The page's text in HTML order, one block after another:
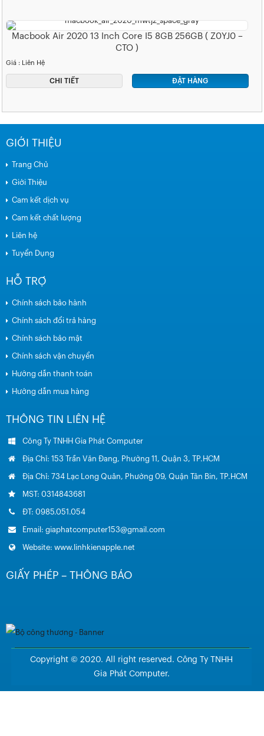
Macbook Air 2020 13 Inch Core I5 8GB 256GB ( Z0YJ0 –
CTO )
Giá : Liên Hệ
CHI TIẾT ĐẶT HÀNG
GIỚI THIỆU
Trang Chủ
Giới Thiệu
Cam kết dịch vụ
Cam kết chất lượng
Liên hệ
Tuyển Dụng
HỖ TRỢ
Chính sách bảo hành
Chính sách đổi trả hàng
Chính sách bảo mật
Chính sách vận chuyển
Hướng dẫn thanh toán
Hướng dẫn mua hàng
THÔNG TIN LIÊN HỆ
Công Ty TNHH Gia Phát Computer
Địa Chỉ: 153 Trần Văn Đang, Phường 11, Quận 3, TP.HCM
Địa Chỉ: 734 Lạc Long Quân, Phường 09, Quận Tân Bin, TP.HCM
MST: 0314843681
ĐT: 0985.051.054
Email: giaphatcomputer153@gmail.com
Website: www.linhkienapple.net
GIẤY PHÉP – THÔNG BÁO
Copyright © 2020. All right reserved. Công Ty TNHH
Gia Phát Computer.